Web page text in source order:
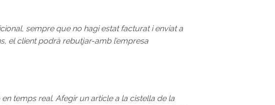
sempre que no hagi estat facturat i enviat a
el client podrà rebutjar-amb l’empresa
temps real. Afegir un article a la cistella de la